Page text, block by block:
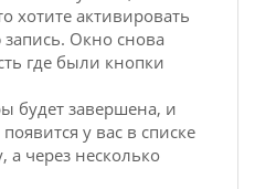
хотите активировать
Окно снова
где были кнопки
будет завершена, и
у вас в списке
а через несколько